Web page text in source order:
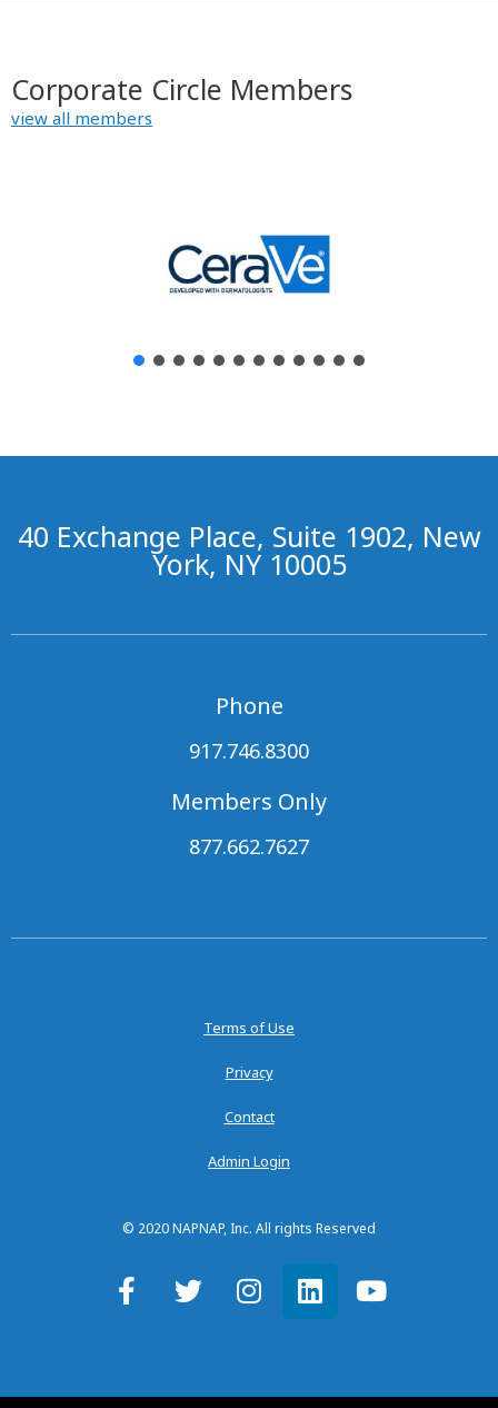
Corporate Circle Members
view all members
40 Exchange Place, Suite 1902, New
York, NY 10005
Phone
917.746.8300
Members Only
877.662.7627
Terms of Use
Privacy
Contact
Admin Login
© 2020 NAPNAP, Inc. All rights Reserved